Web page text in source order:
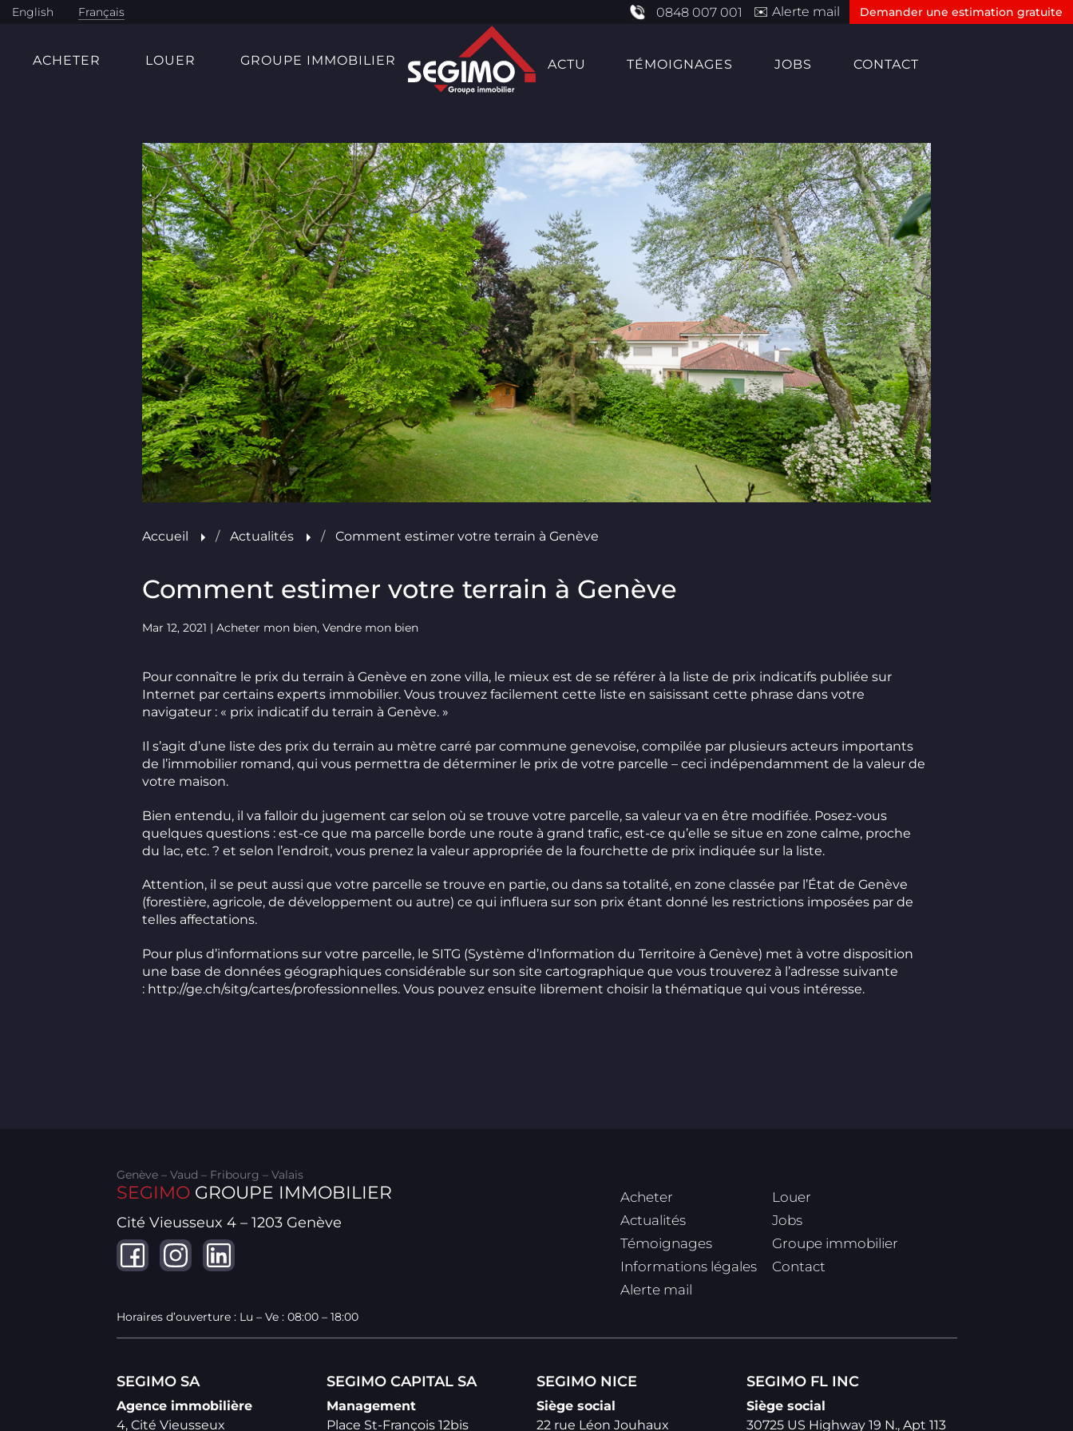
0848 007 001 ✉️ Alerte mail Demander une estimation gratuite
English Français
ACHETER LOUER GROUPE IMMOBILIER ACTU TÉMOIGNAGES JOBS CONTACT
Accueil Actualités Comment estimer votre terrain à Genève
Comment estimer votre terrain à Genève
Mar 12, 2021 | Acheter mon bien, Vendre mon bien
Pour connaître le prix du terrain à Genève en zone villa, le mieux est de se référer à la liste de prix indicatifs publiée sur
Internet par certains experts immobilier. Vous trouvez facilement cette liste en saisissant cette phrase dans votre
navigateur : « prix indicatif du terrain à Genève. »
Il s’agit d’une liste des prix du terrain au mètre carré par commune genevoise, compilée par plusieurs acteurs importants
de l’immobilier romand, qui vous permettra de déterminer le prix de votre parcelle – ceci indépendamment de la valeur de
votre maison.
Bien entendu, il va falloir du jugement car selon où se trouve votre parcelle, sa valeur va en être modifiée. Posez-vous
quelques questions : est-ce que ma parcelle borde une route à grand trafic, est-ce qu’elle se situe en zone calme, proche
du lac, etc. ? et selon l’endroit, vous prenez la valeur appropriée de la fourchette de prix indiquée sur la liste.
Attention, il se peut aussi que votre parcelle se trouve en partie, ou dans sa totalité, en zone classée par l’État de Genève
(forestière, agricole, de développement ou autre) ce qui influera sur son prix étant donné les restrictions imposées par de
telles affectations.
Pour plus d’informations sur votre parcelle, le SITG (Système d’Information du Territoire à Genève) met à votre disposition
une base de données géographiques considérable sur son site cartographique que vous trouverez à l’adresse suivante
: http://ge.ch/sitg/cartes/professionnelles. Vous pouvez ensuite librement choisir la thématique qui vous intéresse.
Genève – Vaud – Fribourg – Valais
SEGIMOGROUPE IMMOBILIER
Cité Vieusseux 4 – 1203 Genève
Horaires d’ouverture : Lu – Ve : 08:00 – 18:00
Acheter
Louer
Actualités
Jobs
Témoignages
Groupe immobilier
Informations légales
Contact
Alerte mail
SEGIMO SA
Agence immobilière
4, Cité Vieusseux
SEGIMO CAPITAL SA
Management
Place St-François 12bis
SEGIMO NICE
Siège social
22 rue Léon Jouhaux
SEGIMO FL INC
Siège social
30725 US Highway 19 N., Apt 113